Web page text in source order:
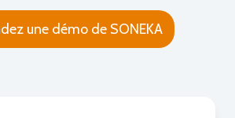
une démo de SONEKA